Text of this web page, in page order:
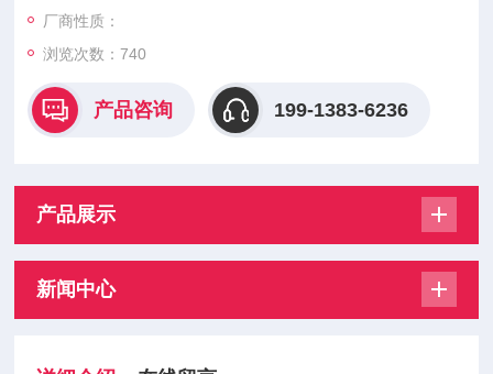
厂商性质：
浏览次数：740
产品咨询 199-1383-6236
产品展示
新闻中心